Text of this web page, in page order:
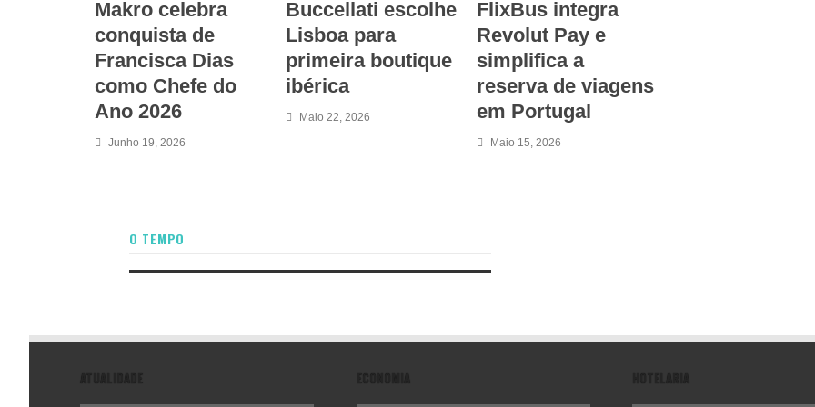
Makro celebra
conquista de
Francisca Dias
como Chefe do
Ano 2026
Junho 19, 2026
Buccellati escolhe
Lisboa para
primeira boutique
ibérica
Maio 22, 2026
FlixBus integra
Revolut Pay e
simplifica a
reserva de viagens
em Portugal
Maio 15, 2026
O TEMPO
ATUALIDADE ECONOMIA HOTELARIA